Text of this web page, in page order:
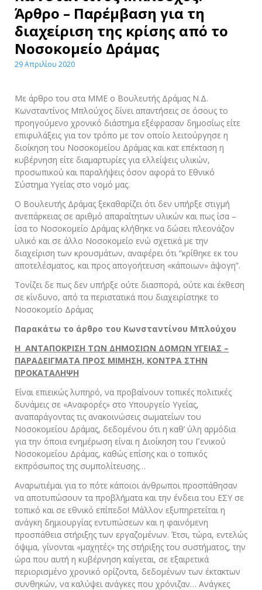
Άρθρο – Παρέμβαση για τη
διαχείριση της κρίσης από το
Νοσοκομείο Δράμας
29 Απριλίου 2020
Με άρθρο του στα ΜΜΕ ο Βουλευτής Δράμας Ν.Δ.
Κωνσταντίνος Μπλούχος δίνει απαντήσεις σε όσους το
προηγούμενο χρονικό διάστημα εξέφρασαν δημοσίως είτε
επιφυλάξεις για τον τρόπο με τον οποίο λειτούργησε η
διοίκηση του Νοσοκομείου Δράμας και κατ επέκταση η
κυβέρνηση είτε διαμαρτυρίες για ελλείψεις υλικών,
προσωπικού και παραλήψεις όσον αφορά το Εθνικό
Σύστημα Υγείας στο νομό μας.
Ο Βουλευτής Δράμας ξεκαθαρίζει ότι δεν υπήρξε στιγμή
ανεπάρκειας σε αριθμό απαραίτητων υλικών και πως ίσα –
ίσα το Νοσοκομείο Δράμας κλήθηκε να δώσει πλεονάζον
υλικό και σε άλλο Νοσοκομείο ενώ σχετικά με την
διαχείριση των κρουσμάτων, αναφέρει ότι “κρίθηκε εκ του
αποτελέσματος, και προς απογοήτευση «κάποιων» άψογη”.
Τονίζει δε πως δεν υπήρξε ούτε διασπορά, ούτε και έκθεση
σε κίνδυνο, από τα περιστατικά που διαχειρίστηκε το
Νοσοκομείο Δράμας
Παρακάτω το άρθρο του Κωνσταντίνου Μπλούχου
Η ΑΝΤΑΠΟΚΡΙΣΗ ΤΩΝ ΔΗΜΟΣΙΩΝ ΔΟΜΩΝ ΥΓΕΙΑΣ –
ΠΑΡΑΔΕΙΓΜΑΤΑ ΠΡΟΣ ΜΙΜΗΣΗ, ΚΟΝΤΡΑ ΣΤΗΝ
ΠΡΟΚΑΤΑΛΗΨΗ
Είναι επιεικώς λυπηρό, να προβαίνουν τοπικές πολιτικές
δυνάμεις σε «Αναφορές» στο Υπουργείο Υγείας,
αναπαράγοντας τις ανακοινώσεις σωματείων του
Νοσοκομείου Δράμας, δεδομένου ότι η καθ’ ύλη αρμόδια
για την όποια ενημέρωση είναι η Διοίκηση του Γενικού
Νοσοκομείου Δράμας, καθώς επίσης και ο τοπικός
εκπρόσωπος της συμπολίτευσης…
Αναρωτιέμαι για το πότε κάποιοι άνθρωποι προσπάθησαν
να αποτυπώσουν τα προβλήματα και την ένδεια του ΕΣΥ σε
τοπικό και σε εθνικό επίπεδο! Μάλλον εξυπηρετείται η
ανάγκη δημιουργίας εντυπώσεων και η φαινόμενη
προσπάθεια στήριξης των εργαζομένων. Έτσι, τώρα, εντελώς
όψιμα, γίνονται «μαχητές» της στήριξης του συστήματος, την
ώρα που αυτή η κυβέρνηση καίγεται, σε εξαιρετικά
περιορισμένο χρονικό ορίζοντα, δεδομένων των έκτακτων
συνθηκών, να καλύψει ανάγκες που χρόνιζαν… Ανάγκες